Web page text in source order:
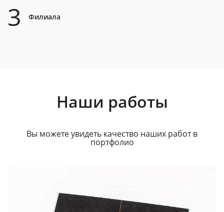
3 Филиала
Наши работы
Вы можете увидеть качество наших работ в
портфолио